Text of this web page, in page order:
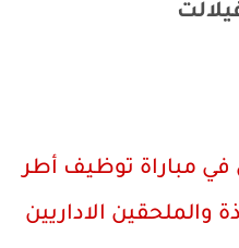
في مباراة توظيف أطر
(الأساتذة والملحقين الاداريين